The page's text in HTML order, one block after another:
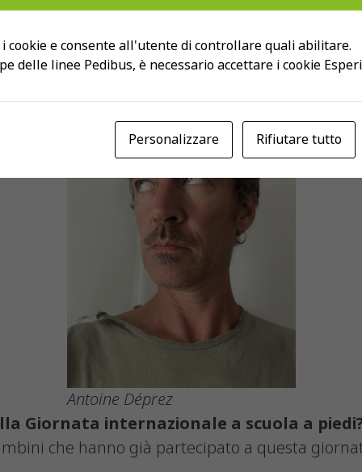
Déprez
Antoine Déprez
Giornata internazionale a scuola a
che hanno già partecipato a questa
cookie e consente all'utente di controllare quali abilitare.
delle linee Pedibus, è necessario accettare i cookie
Personalizzare Rifiutare tutto